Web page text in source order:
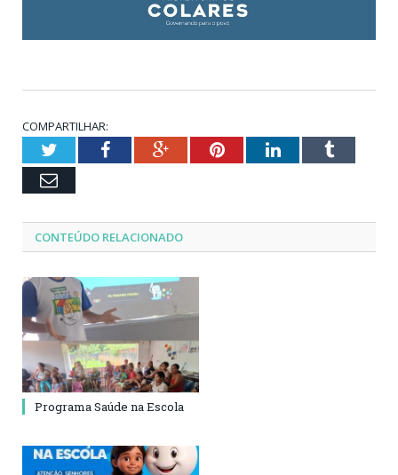
COMPARTILHAR:
TwitterFacebookGoogle+PinterestLinkedInTumblr
Email
CONTEÚDO RELACIONADO
Programa Saúde na Escola